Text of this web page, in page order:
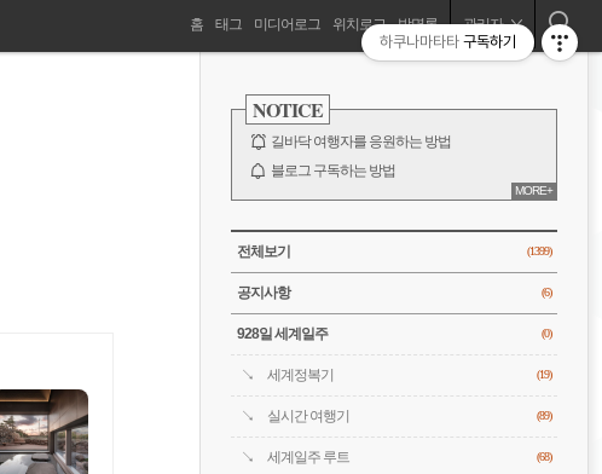
홈 태그 미디어로그 위치로그 방명록 관리자
NOTICE
길바닥 여행자를 응원하는 방법
블로그 구독하는 방법
바람처럼은 누구?
전체 보기
MORE+
CATEGORY
전체보기 (1399)
공지사항 (6)
928일 세계일주 (0)
세계정복기 (19)
실시간 여행기 (89)
세계일주 루트 (68)
하쿠나마타타 구독하기